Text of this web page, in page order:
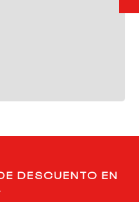
DESCUENTO EN